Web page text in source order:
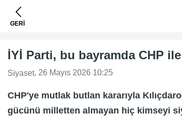
GERİ
İYİ Parti, bu bayramda CHP
Siyaset, 26 Mayıs 2026 10:25
CHP'ye mutlak butlan kararıyla
gücünü milletten almayan hiç kimseyi